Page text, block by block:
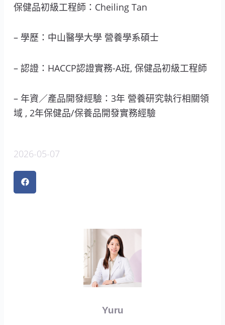
保健品初級工程師：Cheiling Tan
– 學歷：中山醫學大學 營養學系碩士
– 認證：HACCP認證實務-A班, 保健品初級工程師
– 年資／產品開發經驗：3年 營養研究執行相關領
域 , 2年保健品/保養品開發實務經驗
2026-05-07
Yuru